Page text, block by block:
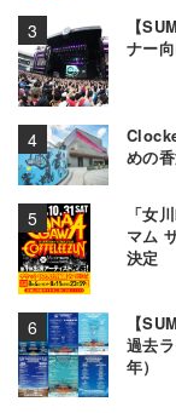
【
ナー
めの
「女
マム
決定
【
過去
年）